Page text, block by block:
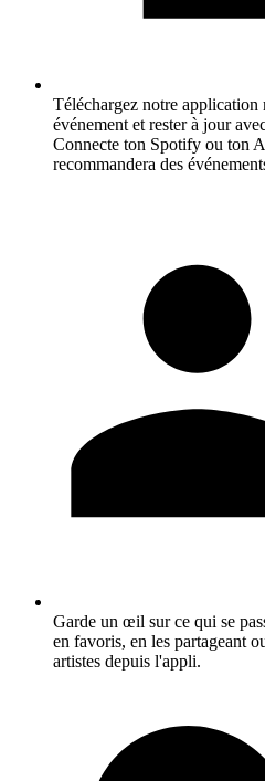
Téléchargez notre
événement et rester à jour
Connecte ton Spotify ou ton
recommandera des
Garde un œil sur ce qui se
en favoris, en les partageant
artistes depuis l'appli.